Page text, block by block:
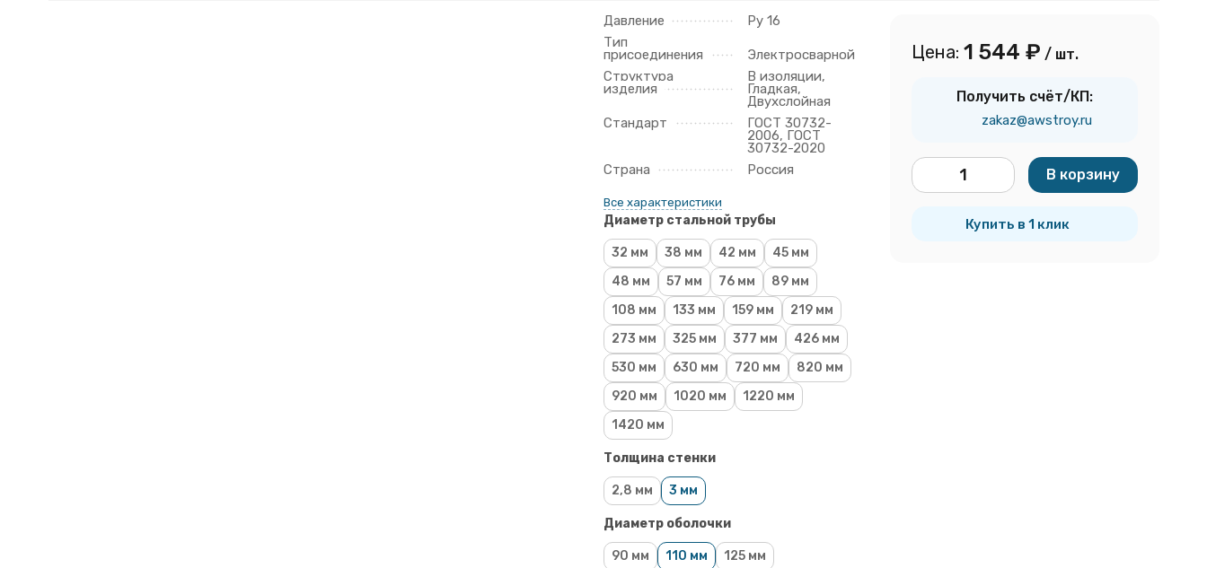
Давление
Ру 16
Тип
присоединения
Электросварной
Структура
изделия
В изоляции,
Гладкая,
Двухслойная
Стандарт
ГОСТ 30732-
2006, ГОСТ
30732-2020
Страна
Россия
Все характеристики
Диаметр стальной трубы
32 мм 38 мм 42 мм
45 мм
48 мм
57 мм 76 мм
89 мм
108 мм
133 мм 159 мм
219 мм
273 мм
325 мм 377 мм
426 мм
530 мм
630 мм 720 мм
820 мм
920 мм
1020 мм
1220 мм
1420 мм
Толщина стенки
2,8 мм 3 мм
Диаметр оболочки
90 мм 110 мм 125 мм
Цена: 1 544 ₽ / шт.
Получить счёт/КП:
zakaz@awstroy.ru
В корзину
Купить в 1 клик